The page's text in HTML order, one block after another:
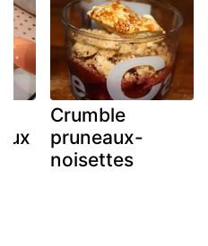
Crumble
pruneaux-
noisettes